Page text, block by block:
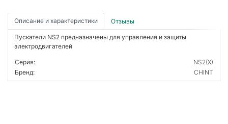
Описание и характеристики Отзывы
Пускатели NS2 предназначены для управления и защиты
электродвигателей
Серия:
NS2(X)
Бренд:
CHINT